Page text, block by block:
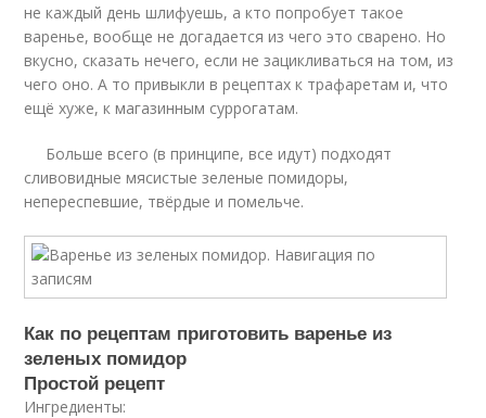
не каждый день шлифуешь, а кто попробует такое
варенье, вообще не догадается из чего это сварено. Но
вкусно, сказать нечего, если не зацикливаться на том, из
чего оно. А то привыкли в рецептах к трафаретам и, что
ещё хуже, к магазинным суррогатам.
Больше всего (в принципе, все идут) подходят
сливовидные мясистые зеленые помидоры,
непереспевшие, твёрдые и помельче.
Как по рецептам приготовить варенье из
зеленых помидор
Простой рецепт
Ингредиенты: